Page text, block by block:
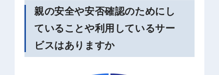
親の安全や安否確認のためにし
ていることや利用しているサー
ビスはありますか